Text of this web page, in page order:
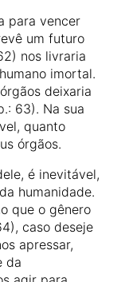
para vencer
um futuro
nos livraria
imortal.
deixaria
63). Na sua
quanto
órgãos.
é inevitável,
humanidade.
que o gênero
caso deseje
apressar,
da